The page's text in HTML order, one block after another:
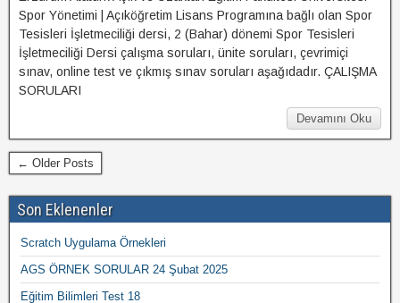
Spor Yönetimi | Açıköğretim Lisans Programına bağlı olan Spor
Tesisleri İşletmeciliği dersi, 2 (Bahar) dönemi Spor Tesisleri
İşletmeciliği Dersi çalışma soruları, ünite soruları, çevrimiçi
sınav, online test ve çıkmış sınav soruları aşağıdadır. ÇALIŞMA
SORULARI
Devamını Oku
← Older Posts
Son Eklenenler
Scratch Uygulama Örnekleri
AGS ÖRNEK SORULAR 24 Şubat 2025
Eğitim Bilimleri Test 18